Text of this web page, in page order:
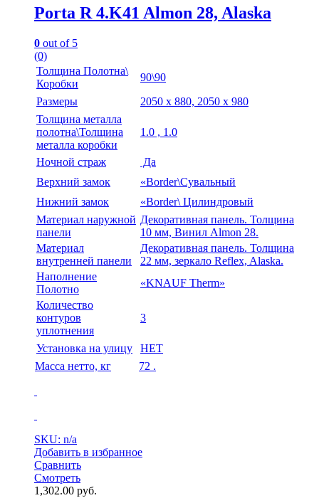
Porta R 4.K41 Almon 28, Alaska
0 out of 5
(0)
Толщина Полотна\
Коробки
90\90
Размеры
2050 х 880, 2050 х 980
Толщина металла
полотна\Толщина
металла коробки
1.0 , 1.0
Ночной страж
Да
Верхний замок
«Border\Сувальный
Нижний замок
«Border\ Цилиндровый
Материал наружной
панели
Декоративная панель. Толщина
10 мм, Винил Almon 28.
Материал
внутренней панели
Декоративная панель. Толщина
22 мм, зеркало Reflex, Alaska.
Наполнение
Полотно
«KNAUF Therm»
Количество
контуров
уплотнения
3
Установка на улицу
НЕТ
Масса нетто, кг
72 .
SKU: n/a
Добавить в избранное
Сравнить
Смотреть
1,302.00 руб.